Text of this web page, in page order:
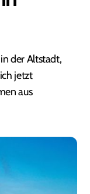
der Altstadt,
jetzt
aus